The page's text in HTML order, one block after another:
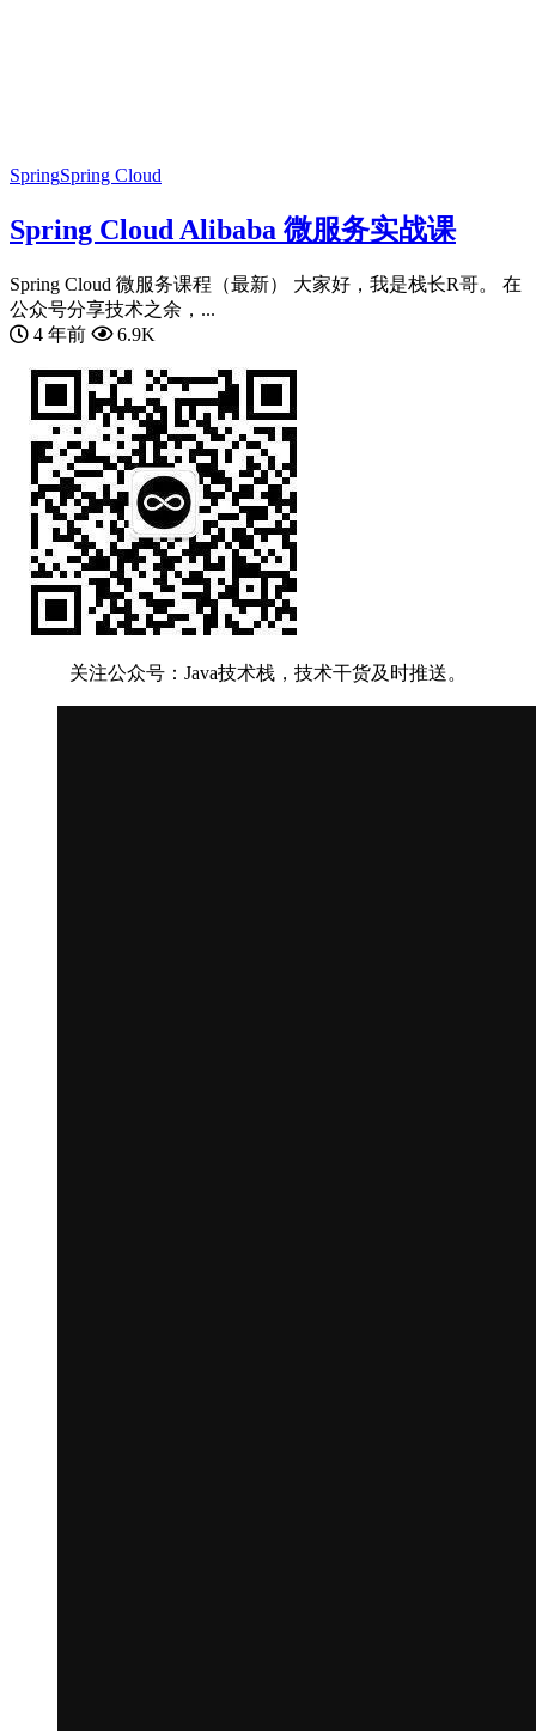
SpringSpring Cloud
Spring Cloud Alibaba 微服务实战课
Spring Cloud 微服务课程（最新） 大家好，我是栈长R哥。 在
公众号分享技术之余，...
4 年前
6.9K
关注公众号：Java技术栈，技术干货及时推送。